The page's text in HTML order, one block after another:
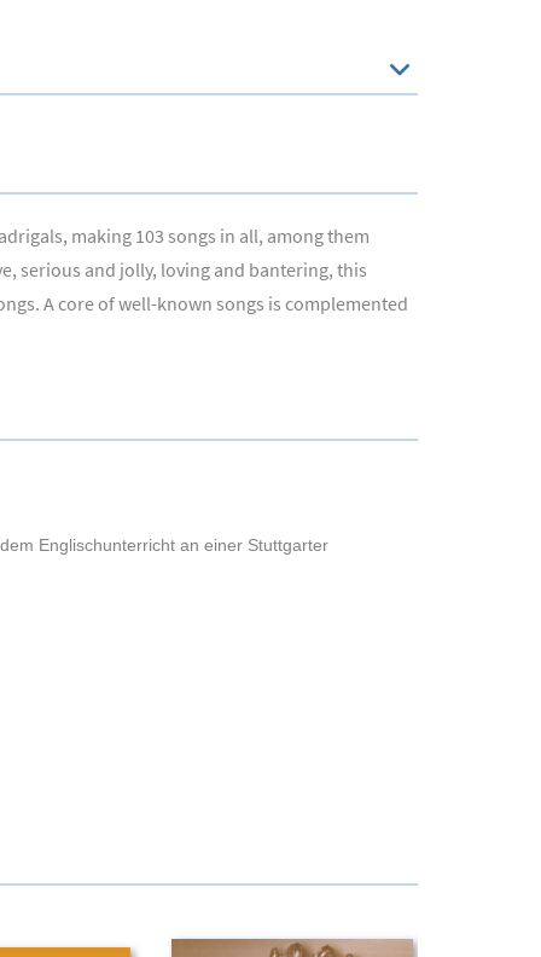
making 103 songs in all, among them
serious and jolly, loving and bantering, this
A core of well-known songs is complemented
Englischunterricht an einer Stuttgarter